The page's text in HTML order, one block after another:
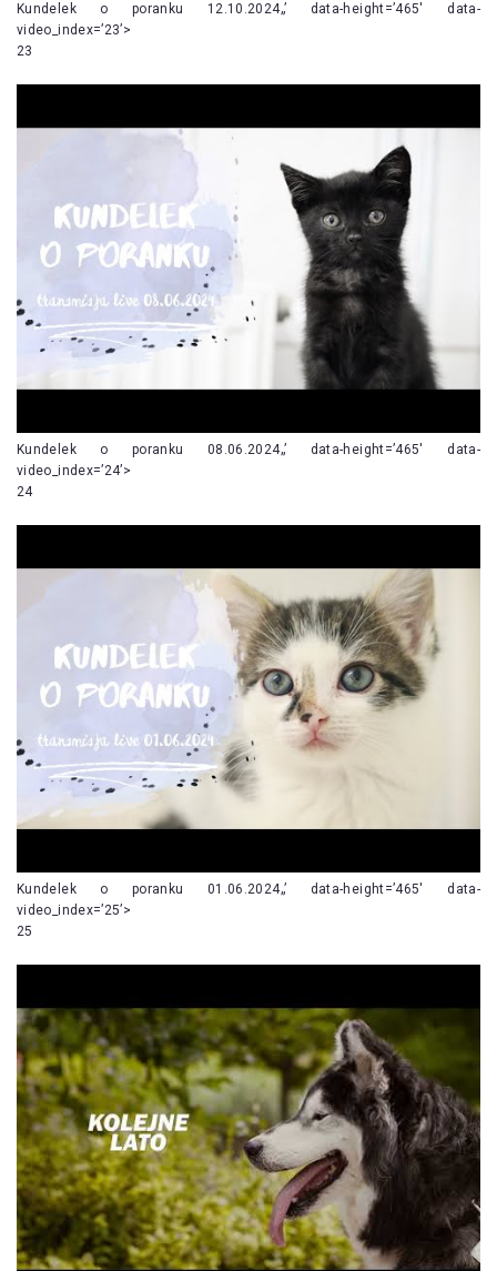
Kundelek o poranku 12.10.2024„’ data-height=’465′ data-
video_index=’23’>
23
Kundelek o poranku 08.06.2024„’ data-height=’465′ data-
video_index=’24’>
24
Kundelek o poranku 01.06.2024„’ data-height=’465′ data-
video_index=’25’>
25